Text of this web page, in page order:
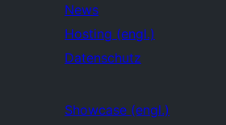
News
Hosting (engl.)
Datenschutz
Showcase (engl.)